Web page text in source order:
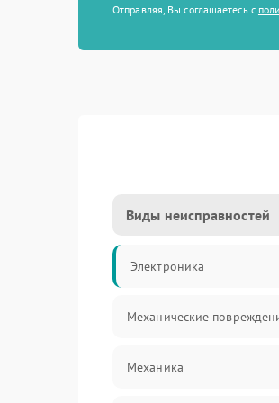
Отправляя, Вы соглашаетесь с
Виды неисправностей
Электроника
Механические
Механика